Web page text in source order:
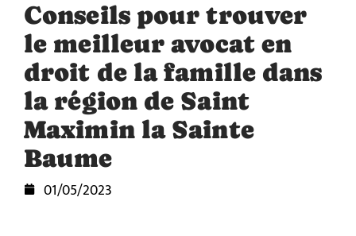
Conseils pour trouver
le meilleur avocat en
droit de la famille dans
la région de Saint
Maximin la Sainte
Baume
01/05/2023